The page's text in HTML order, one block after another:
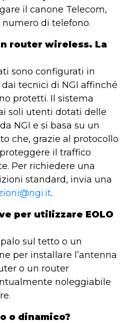
il canone Telecom,
di telefono.
router wireless. La
sono configurati in
tecnici di NGI affinché
protetti. Il sistema
soli utenti dotati delle
NGI e si basa su un
che, grazie al protocollo
il traffico
Per richiedere una
standard, invia una
.
per utilizzare EOLO
sul tetto o un
per installare l’antenna
o un router
noleggiabile
o dinamico?